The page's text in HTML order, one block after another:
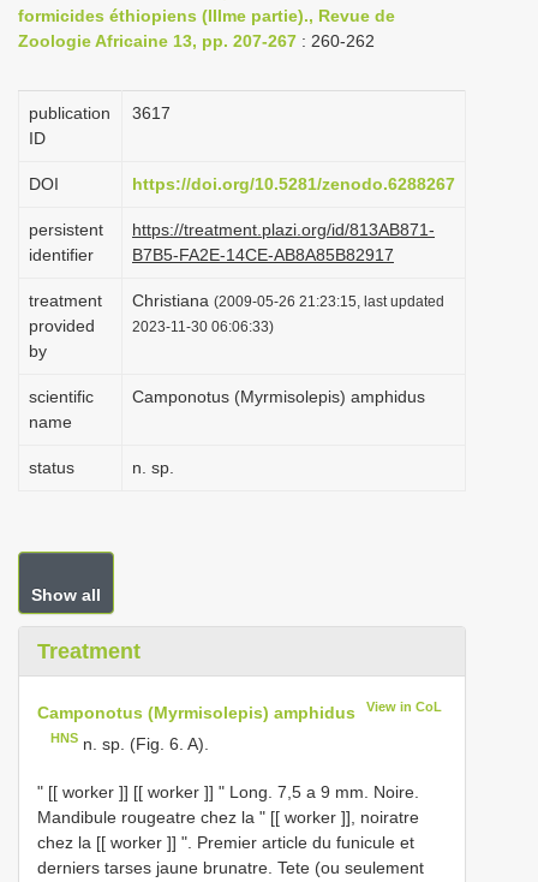
g
t
n
formicides éthiopiens (IIIme partie)., Revue de
Zoologie Africaine 13, pp. 207-267 : 260-262
publication
ID
3617
DOI https://doi.org/10.5281/zenodo.6288267
persistent
identifier
https://treatment.plazi.org/id/813AB871-
B7B5-FA2E-14CE-AB8A85B82917
treatment
provided
by
Christiana (2009-05-26 21:23:15, last updated
2023-11-30 06:06:33)
scientific
name
Camponotus (Myrmisolepis) amphidus
status n. sp.
Show all
Treatment
Camponotus (Myrmisolepis) amphidus View in CoL
HNS n. sp. (Fig. 6. A).
" [[ worker ]] [[ worker ]] " Long. 7,5 a 9 mm. Noire.
Mandibule rougeatre chez la " [[ worker ]], noiratre
chez la [[ worker ]] ". Premier article du funicule et
derniers tarses jaune brunatre. Tete (ou seulement